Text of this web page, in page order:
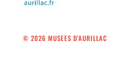
© 2026 MUSEES D'AURILLAC